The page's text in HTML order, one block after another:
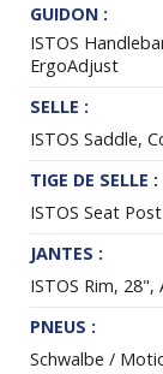
GUIDON :
ISTOS
ErgoAdjust
SELLE :
ISTOS Saddle,
TIGE DE SELLE :
ISTOS Seat
JANTES :
ISTOS Rim,
PNEUS :
Schwalbe /